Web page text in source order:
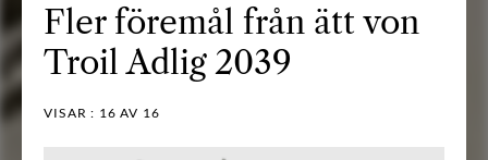
Fler föremål från ätt von
Troil Adlig 2039
VISAR : 16 AV 16